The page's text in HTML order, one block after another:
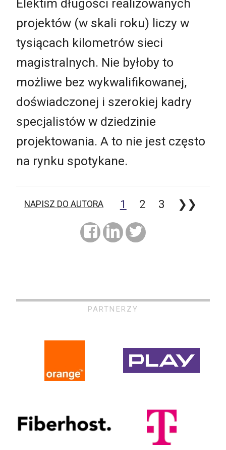
Elektim długości realizowanych
projektów (w skali roku) liczy w
tysiącach kilometrów sieci
magistralnych. Nie byłoby to
możliwe bez wykwalifikowanej,
doświadczonej i szerokiej kadry
specjalistów w dziedzinie
projektowania. A to nie jest często
na rynku spotykane.
NAPISZ DO AUTORA 1 2 3 ❯❯
PARTNERZY